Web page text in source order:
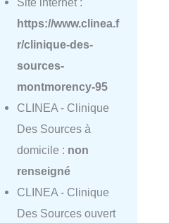
https://www.clinea.f
r/clinique-des-
sources-
montmorency-95
CLINEA - Clinique
Des Sources à
domicile : non
renseigné
CLINEA - Clinique
Des Sources ouvert